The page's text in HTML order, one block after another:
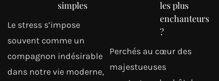
simples
Le stress s’impose
souvent comme un
compagnon indésirable
dans notre vie moderne,
les plus
enchanteurs
?
Perchés au cœur des
majestueuses